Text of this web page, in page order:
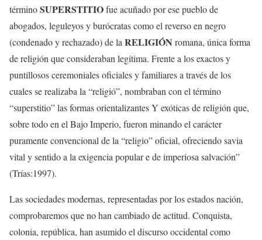
términoSUPERSTITIOfue acuñado por ese pueblo de
abogados, leguleyos y burócratas como el reverso en negro
(condenado y rechazado) de la RELIGIÓN romana, única forma
de religión que consideraban legítima. Frente a los exactos y
puntillosos ceremoniales oficiales y familiares a través de los
cuales se realizaba la “religió”, nombraban con el término
“superstitio” las formas orientalizantes Y exóticas de religión que,
sobre todo en el Bajo Imperio, fueron minando el carácter
puramente convencional de la “religio” oficial, ofreciendo savia
vital y sentido a la exigencia popular e de imperiosa salvación”
(Trías:1997).
Las sociedades modernas, representadas por los estados ­nación,
comprobaremos que no han cambiado de actitud. Conquista,
colonia, república, han asumido el discurso occidental como